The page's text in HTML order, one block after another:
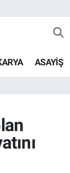
ASAYİŞ